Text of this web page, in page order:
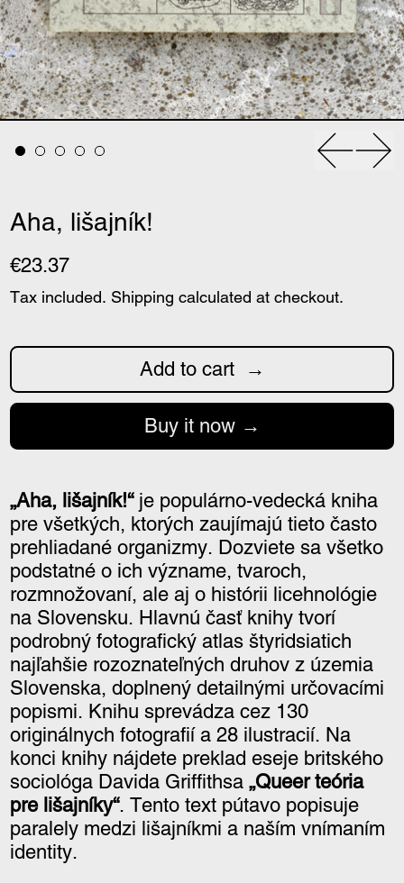
Aha, lišajník!
€23.37
Tax included. Shipping calculated at checkout.
Add to cart
Buy it now
„Aha, lišajník!“je populárno-vedecká kniha
pre všetkých, ktorých zaujímajú tieto často
prehliadané organizmy. Dozviete sa všetko
podstatné o ich význame, tvaroch,
rozmnožovaní, ale aj o histórii licehnológie
na Slovensku. Hlavnú časť knihy tvorí
podrobný fotografický atlas štyridsiatich
najľahšie rozoznateľných druhov z územia
Slovenska, doplnený detailnými určovacími
popismi. Knihu sprevádza cez 130
originálnych fotografií a 28 ilustracií. Na
konci knihy nájdete preklad eseje britského
sociológa Davida Griffithsa „Queer teória
pre lišajníky“. Tento text pútavo popisuje
paralely medzi lišajníkmi a naším vnímaním
identity.